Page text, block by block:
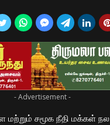
- Advertisement -
சமூக நீதி மக்கள் நல